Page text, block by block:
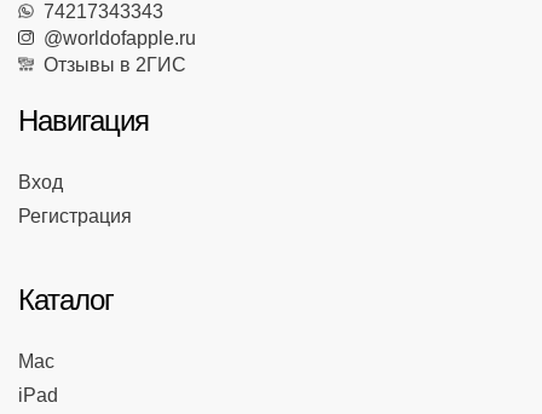
74217343343
@worldofapple.ru
Отзывы в 2ГИС
Навигация
Вход
Регистрация
Каталог
Mac
iPad